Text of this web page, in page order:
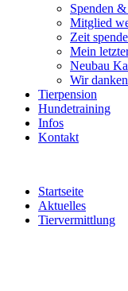
Spenden
Mitglied
Zeit
Mein
Neubau
Wir danken
Tierpension
Hundetraining
Infos
Kontakt
Startseite
Aktuelles
Tiervermittlung